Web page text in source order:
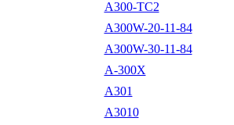
A300-TC2
A300W-20-11-84
A300W-30-11-84
A-300X
A301
A3010